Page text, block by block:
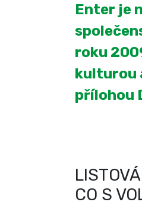
Enter je
roku
kulturou
přílohou
CO S